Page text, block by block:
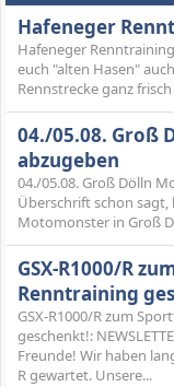
Hafeneger
Hafeneger
euch "alten Hasen"
Rennstrecke ganz
04./05.08. Groß
abzugeben
04./05.08. Groß Dölln
Überschrift schon sagt,
Motomonster in Groß
GSX-R1000/R
Renntraining
GSX-R1000/R zum
geschenkt!:
Freunde! Wir haben
R gewartet. Unsere...